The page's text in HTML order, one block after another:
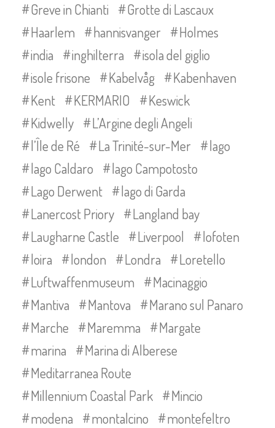
Greve in Chianti
Grotte di Lascaux
Haarlem
hannisvanger
Holmes
india
inghilterra
isola del giglio
isole frisone
Kabelvåg
Kabenhaven
Kent
KERMARIO
Keswick
Kidwelly
L’Argine degli Angeli
l’Île de Ré
La Trinité-sur-Mer
lago
lago Caldaro
lago Campotosto
Lago Derwent
lago di Garda
Lanercost Priory
Langland bay
Laugharne Castle
Liverpool
lofoten
loira
london Londra
Loretello
Luftwaffenmuseum
Macinaggio
Mantiva
Mantova
Marano sul Panaro
Marche
Maremma
Margate
marina
Marina di Alberese
Meditarranea Route
Millennium Coastal Park
Mincio
modena
montalcino
montefeltro